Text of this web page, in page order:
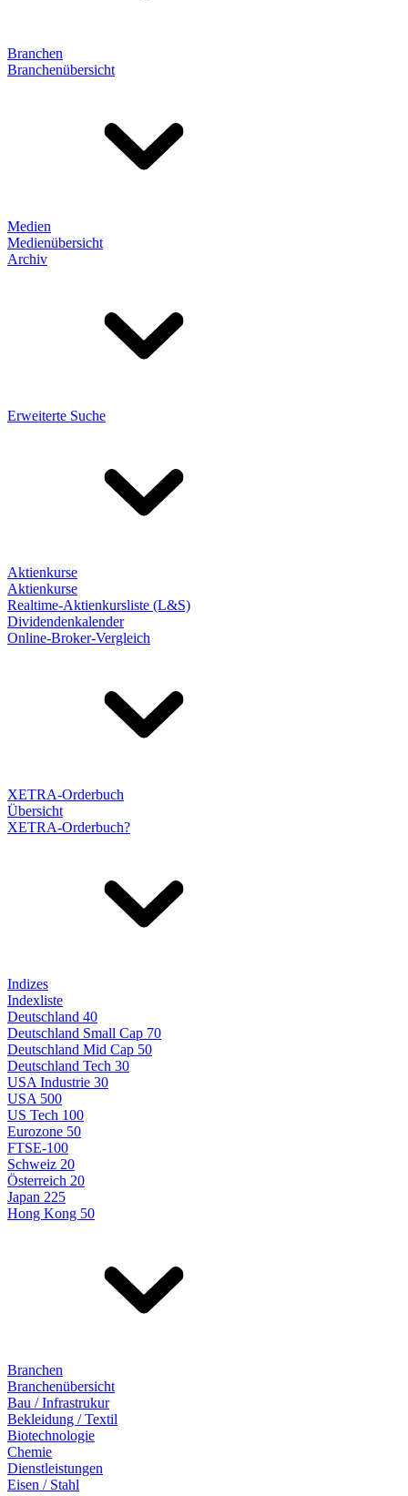
Branchen
Branchenübersicht
Medien
Medienübersicht
Archiv
Erweiterte Suche
Aktienkurse
Aktienkurse
Realtime-Aktienkursliste (L&S)
Dividendenkalender
Online-Broker-Vergleich
XETRA-Orderbuch
Übersicht
XETRA-Orderbuch?
Indizes
Indexliste
Deutschland 40
Deutschland Small Cap 70
Deutschland Mid Cap 50
Deutschland Tech 30
USA Industrie 30
USA 500
US Tech 100
Eurozone 50
FTSE-100
Schweiz 20
Österreich 20
Japan 225
Hong Kong 50
Branchen
Branchenübersicht
Bau / Infrastrukur
Bekleidung / Textil
Biotechnologie
Chemie
Dienstleistungen
Eisen / Stahl